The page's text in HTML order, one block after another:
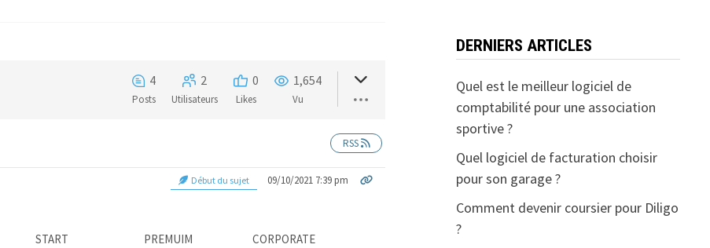
4
Posts
2
Utilisateurs
0
Likes
1,654
Vu
RSS
Début du sujet 09/10/2021 7:39 pm
START PREMUIM
CORPORATE
DERNIERS ARTICLES
Quel est le meilleur logiciel de
comptabilité pour une association
sportive ?
Quel logiciel de facturation choisir
pour son garage ?
Comment devenir coursier pour Diligo
?